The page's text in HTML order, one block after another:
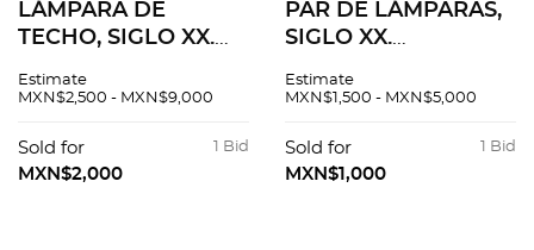
LÁMPARA DE
TECHO, SIGLO XX.
dorado y platón de
Decorada con
elementos
Estimate
MXN$2,500 - MXN$9,000
1 Bid
Sold for
MXN$2,000
PAR DE LÁMPARAS,
SIGLO XX.
dorado y pantallas
brazo articulado.
Estimate
MXN$1,500 - MXN$5,000
1 Bid
Sold for
MXN$1,000